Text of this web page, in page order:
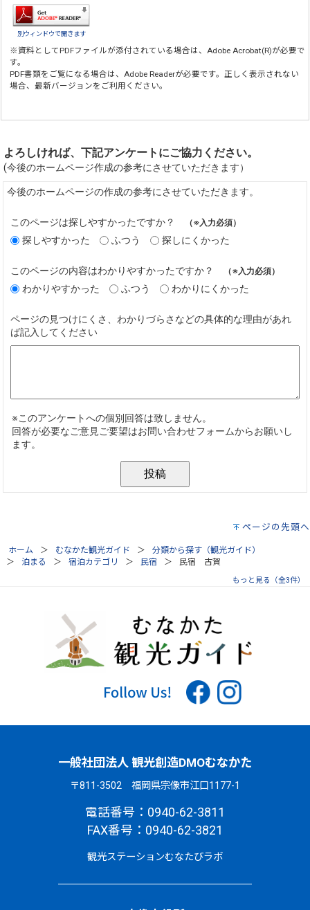
別ウィンドウで開きます
※資料としてPDFファイルが添付されている場合は、Adobe Acrobat(R)が必要で
す。
PDF書類をご覧になる場合は、Adobe Readerが必要です。正しく表示されない
場合、最新バージョンをご利用ください。
ページの先頭へ
ホーム むなかた観光ガイド
分類から探す（観光ガイド）
泊まる
宿泊カテゴリ 民宿 民宿 古賀
もっと見る（全3件）
一般社団法人 観光創造DMOむなかた
〒811-3502 福岡県宗像市江口1177-1
電話番号：0940-62-3811
FAX番号：0940-62-3821
観光ステーションむなたびラボ